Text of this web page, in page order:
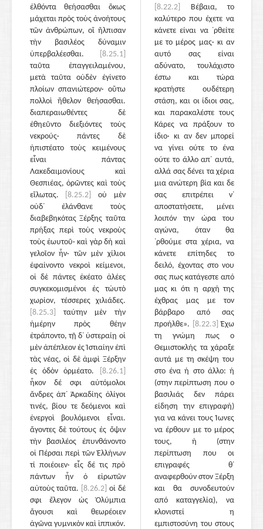
ἐλθόντα θεήσασθαι ὅκως
μάχεται πρὸς τοὺς ἀνοήτους
τῶν ἀνθρώπων, οἳ ἤλπισαν
τὴν βασιλέος δύναμιν
ὑπερβαλέεσθαι.
[8.25.1]
ταῦτα ἐπαγγειλαμένου,
μετὰ ταῦτα οὐδὲν ἐγίνετο
πλοίων σπανιώτερον· οὕτω
πολλοὶ ἤθελον θεήσασθαι.
διαπεραιωθέντες δὲ
ἐθηεῦντο διεξιόντες τοὺς
νεκρούς· πάντες δὲ
ἠπιστέατο τοὺς κειμένους
εἶναι πάντας
Λακεδαιμονίους καὶ
Θεσπιέας, ὁρῶντες καὶ τοὺς
εἵλωτας.
[8.25.2]
οὐ μὲν
οὐδ᾽ ἐλάνθανε τοὺς
διαβεβηκότας Ξέρξης ταῦτα
πρήξας περὶ τοὺς νεκροὺς
τοὺς ἑωυτοῦ· καὶ γὰρ δὴ καὶ
γελοῖον ἦν· τῶν μὲν χίλιοι
ἐφαίνοντο νεκροὶ κείμενοι,
οἱ δὲ πάντες ἐκέατο ἁλέες
συγκεκομισμένοι ἐς τὠυτὸ
χωρίον, τέσσερες χιλιάδες.
[8.25.3]
ταύτην μὲν τὴν
ἡμέρην πρὸς θέην
ἐτράποντο, τῇ δ᾽ ὑστεραίῃ οἱ
μὲν ἀπέπλεον ἐς Ἱστιαίην ἐπὶ
τὰς νέας, οἱ δὲ ἀμφὶ Ξέρξην
ἐς ὁδὸν ὁρμέατο.
[8.26.1]
ἧκον δέ σφι αὐτόμολοι
ἄνδρες ἀπ᾽ Ἀρκαδίης ὀλίγοι
τινές, βίου τε δεόμενοι καὶ
ἐνεργοὶ βουλόμενοι εἶναι.
ἄγοντες δὲ τούτους ἐς ὄψιν
τὴν βασιλέος ἐπυνθάνοντο
οἱ Πέρσαι περὶ τῶν Ἑλλήνων
τί ποιέοιεν· εἷς δέ τις πρὸ
πάντων ἦν ὁ εἰρωτῶν
αὐτοὺς ταῦτα. [8.26.2] οἱ δέ
σφι ἔλεγον ὡς Ὀλύμπια
ἄγουσι καὶ θεωρέοιεν
ἀγῶνα γυμνικὸν καὶ ἱππικόν.
[8.22.2]
Βέβαια, το
καλύτερο που έχετε να
κάνετε είναι να ᾽ρθείτε
με το μέρος μας· κι αν
αυτό σας είναι
αδύνατο, τουλάχιστο
έστω και τώρα
κρατήστε ουδέτερη
στάση, και οι ίδιοι σας,
και παρακαλέστε τους
Κάρες να πράξουν το
ίδιο· κι αν δεν μπορεί
να γίνει ούτε το ένα
ούτε το άλλο απ᾽ αυτά,
αλλά σας δένει τα χέρια
μια ανώτερη βία και δε
σας επιτρέπει ν᾽
αποστατήσετε, μένει
λοιπόν την ώρα του
αγώνα, όταν θα
᾽ρθούμε στα χέρια, να
κάνετε επίτηδες το
δειλό, έχοντας στο νου
σας πως κατάγεστε από
μας κι ότι η αρχή της
έχθρας μας με τον
βάρβαρο από σας
προήλθε».
[8.22.3] Έχω
τη γνώμη πως ο
Θεμιστοκλής τα χάραξε
αυτά με τη σκέψη του
στο ένα ή στο άλλο: ή
(στην περίπτωση που ο
βασιλιάς δεν πάρει
είδηση την επιγραφή)
για να κάνει τους Ίωνες
να έρθουν με το μέρος
τους, ή (στην
περίπτωση που οι
επιγραφές θ᾽
αναφερθούν στον Ξέρξη
και θα συνοδευτούν
από καταγγελία), να
κλονιστεί η
εμπιστοσύνη του στους